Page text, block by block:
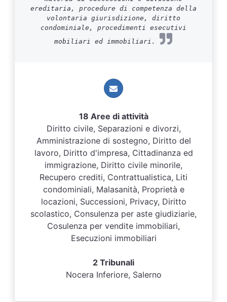
ereditaria, procedure di competenza della
volontaria giurisdizione, diritto
condominiale, procedimenti esecutivi
mobiliari ed immobiliari.
18 Aree di attività
Diritto civile, Separazioni e divorzi,
Amministrazione di sostegno, Diritto del
lavoro, Diritto d'impresa, Cittadinanza ed
immigrazione, Diritto civile minorile,
Recupero crediti, Contrattualistica, Liti
condominiali, Malasanità, Proprietà e
locazioni, Successioni, Privacy, Diritto
scolastico, Consulenza per aste giudiziarie,
Cosulenza per vendite immobiliari,
Esecuzioni immobiliari
2 Tribunali
Nocera Inferiore, Salerno